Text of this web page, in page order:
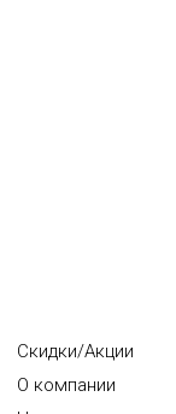
Скидки/Акции
О компании